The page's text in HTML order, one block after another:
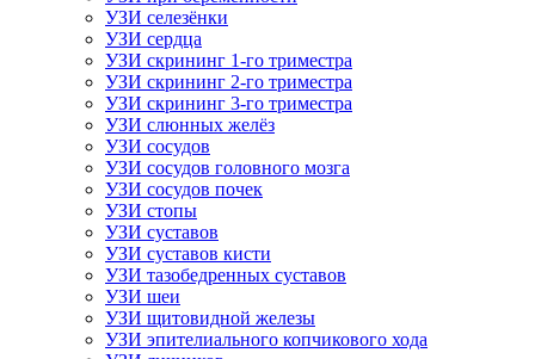
УЗИ селезёнки
УЗИ сердца
УЗИ скрининг 1-го триместра
УЗИ скрининг 2-го триместра
УЗИ скрининг 3-го триместра
УЗИ слюнных желёз
УЗИ сосудов
УЗИ сосудов головного мозга
УЗИ сосудов почек
УЗИ стопы
УЗИ суставов
УЗИ суставов кисти
УЗИ тазобедренных суставов
УЗИ шеи
УЗИ щитовидной железы
УЗИ эпителиального копчикового хода